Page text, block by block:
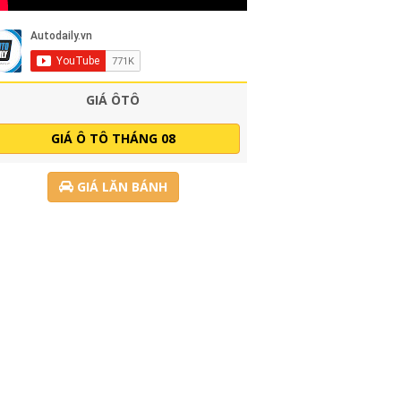
GIÁ ÔTÔ
GIÁ Ô TÔ THÁNG 08
GIÁ LĂN BÁNH